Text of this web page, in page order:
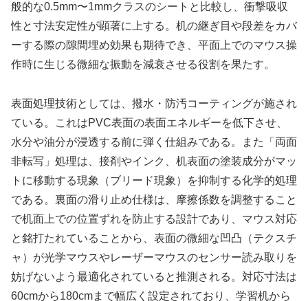
般的な0.5mm〜1mmクラスのシートと比較し、衝撃吸収
性と寸法安定性が顕著に上する。机の継ぎ目や段差をカバ
ーする際の隙間埋め効果も期待でき、平面上でのマウス操
作時に生じる微細な振動を減衰させる役割を果たす。
表面処理技術としては、撥水・防汚コーティングが施され
ている。これはPVC表面の表面エネルギーを低下させ、
水分や油分が浸透する前に弾く仕組みである。また「両面
非転写」処理は、接剤やインク、机表面の塗装成分がマッ
トに移動する現象（ブリード現象）を抑制する化学的処理
である。裏面の滑り止め仕様は、摩擦係数を調整すること
で机面上での位置ずれを防止する設計であり、マウス対応
と銘打たれていることから、表面の微細な凹凸（テクスチ
ャ）が光学マウスやレーザーマウスのセンサー読み取りを
妨げないよう最適化されていると推測される。対応寸法は
60cmから180cmまで幅広く設定されており、学習机から